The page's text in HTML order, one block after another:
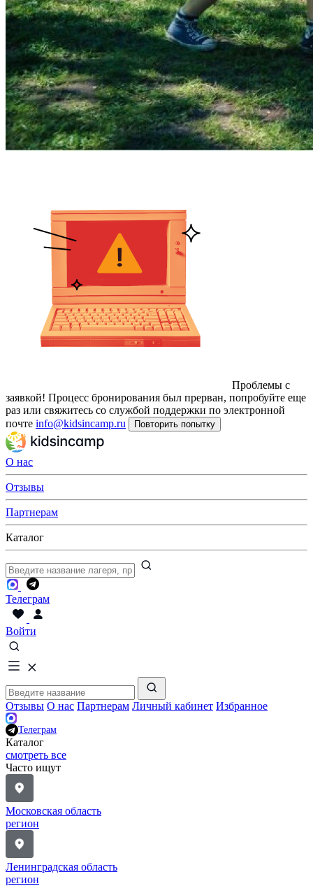
Проблемы с
заявкой! Процесс бронирования был прерван, попробуйте еще
раз или свяжитесь со службой поддержки по электронной
почте info@kidsincamp.ru Повторить попытку
О нас
Отзывы
Партнерам
Каталог
Телеграм
Войти
Отзывы О нас Партнерам Личный кабинет Избранное
Телеграм
Каталог
смотреть все
Часто ищут
Московская область
регион
Ленинградская область
регион